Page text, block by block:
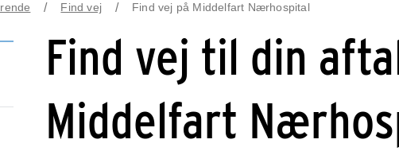
Find vej Find vej på Middelfart Nærhospital
Find vej til din
Middelfart